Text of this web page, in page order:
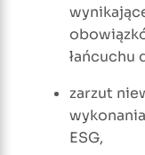
łańcuchu
zarzut
ESG,